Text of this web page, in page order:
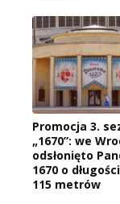
Promocja 3.
„1670”: we
odsłonięto
1670 o
115 metrów